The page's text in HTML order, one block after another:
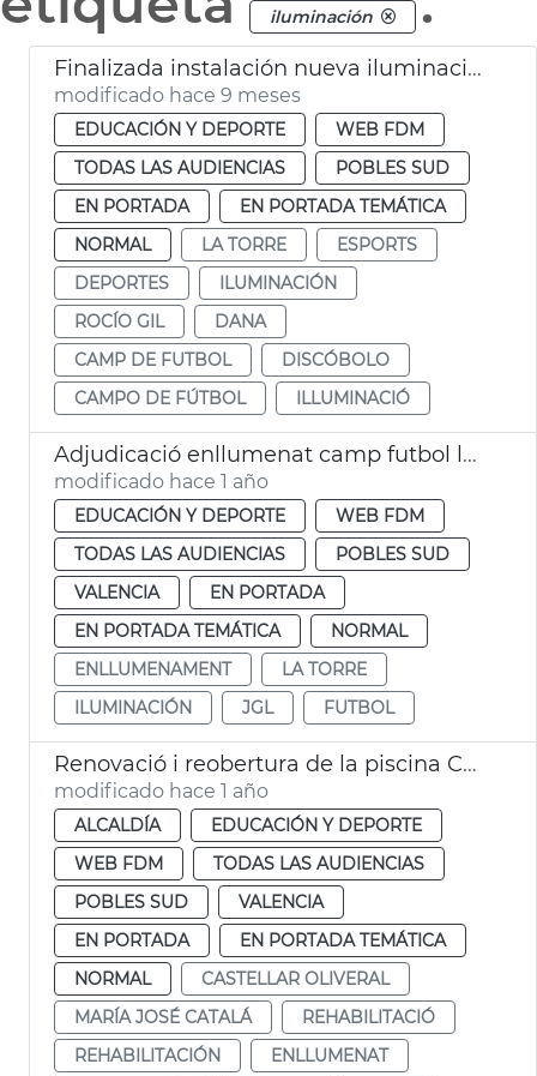
iluminación
Finalizada instalación nueva iluminación campo fútbol La Torre
modificado hace 9 meses
EDUCACIÓN Y DEPORTE
WEB FDM
TODAS LAS AUDIENCIAS
POBLES SUD
EN PORTADA
EN PORTADA TEMÁTICA
NORMAL
LA TORRE
ESPORTS
DEPORTES
ILUMINACIÓN
ROCÍO GIL
DANA
CAMP DE FUTBOL
DISCÓBOLO
CAMPO DE FÚTBOL
ILLUMINACIÓ
Adjudicació enllumenat camp futbol la Torre València
modificado hace 1 año
EDUCACIÓN Y DEPORTE
WEB FDM
TODAS LAS AUDIENCIAS
POBLES SUD
VALENCIA
EN PORTADA
EN PORTADA TEMÁTICA
NORMAL
ENLLUMENAMENT
LA TORRE
ILUMINACIÓN
JGL FUTBOL
Renovació i reobertura de la piscina Castellar després de la dana
modificado hace 1 año
ALCALDÍA
EDUCACIÓN Y DEPORTE
WEB FDM
TODAS LAS AUDIENCIAS
POBLES SUD
VALENCIA
EN PORTADA
EN PORTADA TEMÁTICA
NORMAL
CASTELLAR OLIVERAL
MARÍA JOSÉ CATALÁ
REHABILITACIÓ
REHABILITACIÓN
ENLLUMENAT